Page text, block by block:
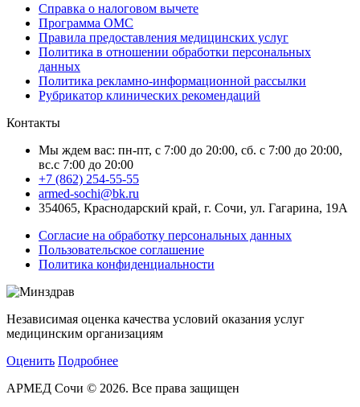
Справка о налоговом вычете
Программа ОМС
Правила предоставления медицинских услуг
Политика в отношении обработки персональных
данных
Политика рекламно-информационной рассылки
Рубрикатор клинических рекомендаций
Контакты
Мы ждем вас: пн-пт, с 7:00 до 20:00, сб. с 7:00 до 20:00,
вс.с 7:00 до 20:00
+7 (862) 254-55-55
armed-sochi@bk.ru
354065, Краснодарский край, г. Сочи, ул. Гагарина, 19А
Согласие на обработку персональных данных
Пользовательское соглашение
Политика конфиденциальности
Независимая оценка качества условий оказания услуг
медицинским организациям
Оценить Подробнее
АРМЕД Сочи © 2026. Все права защищен